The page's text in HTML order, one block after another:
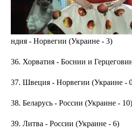
ндия - Норвегии (Украине - 3)
36. Хорватия - Боснии и
37. Швеция - Норвегии (Украине -
38. Беларусь - России (Украине - 10)
39. Литва - России (Украине - 6)